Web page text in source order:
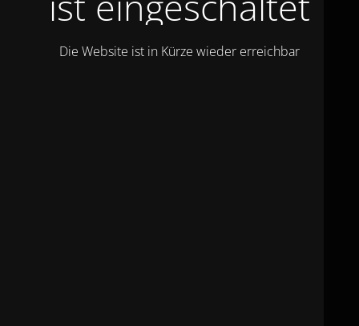
Die Website ist in Kürze wieder erreichbar